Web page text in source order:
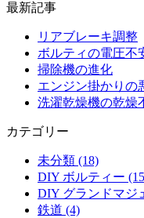
最新記事
リアブレーキ調整
ボルティの電圧不
掃除機の進化
エンジン掛かりの
洗濯乾燥機の乾燥
カテゴリー
未分類 (18)
DIY ボルティー
DIY グランドマジ
鉄道 (4)